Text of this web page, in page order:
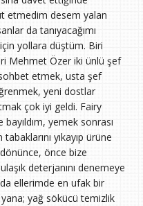
etmedim desem yalan
da tanıyacağımı
yollara düştüm. Biri
Mehmet Özer iki ünlü şef
etmek, usta şef
yeni dostlar
çok iyi geldi. Fairy
yemek sonrası
yıkayıp ürüne
önce bize
deterjanını denemeye
ellerimde en ufak bir
yağ sökücü temizlik